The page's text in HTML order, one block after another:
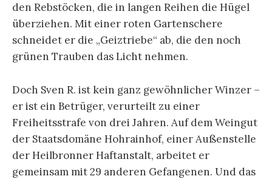
den Rebstöcken, die in langen Reihen die Hügel
überziehen. Mit einer roten Gartenschere
schneidet er die „Geiztriebe“ ab, die den noch
grünen Trauben das Licht nehmen.
Doch Sven R. ist kein ganz gewöhnlicher Winzer –
er ist ein Betrüger, verurteilt zu einer
Freiheitsstrafe von drei Jahren. Auf dem Weingut
der Staatsdomäne Hohrainhof, einer Außenstelle
der Heilbronner Haftanstalt, arbeitet er
gemeinsam mit 29 anderen Gefangenen. Und das